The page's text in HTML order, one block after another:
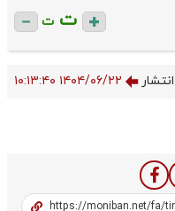
ت ت
۱۴۰۴/۰۶/۲۲ ۱۰:۱۳:۴۰